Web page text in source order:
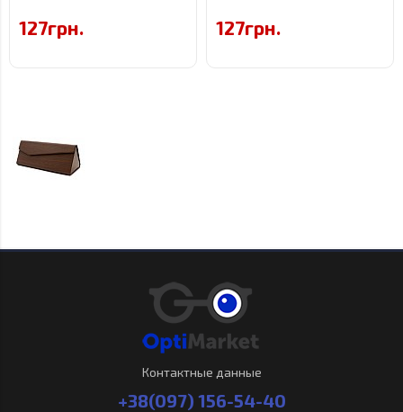
127грн. 127грн.
Контактные данные
+38(097) 156-54-40